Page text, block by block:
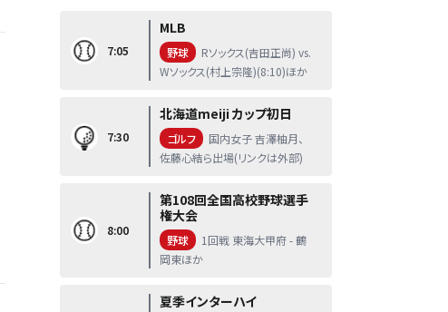
7:05
MLB
野球
Rソックス(吉田正尚) vs.
Wソックス(村上宗隆)(8:10)ほか
7:30
北海道meiji カップ初日
ゴルフ
国内女子 吉澤柚月、
佐藤心結ら出場(リンクは外部)
8:00
第108回全国高校野球選手
権大会
野球
1回戦 東海大甲府 - 鶴
岡東ほか
夏季インターハイ